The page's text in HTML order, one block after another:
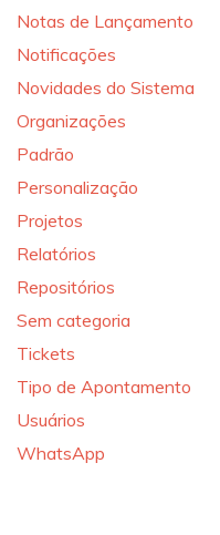
Notas de Lançamento
Notificações
Novidades do Sistema
Organizações
Padrão
Personalização
Projetos
Relatórios
Repositórios
Sem categoria
Tickets
Tipo de Apontamento
Usuários
WhatsApp